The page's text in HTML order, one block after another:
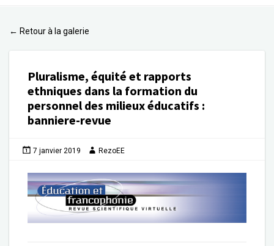
← Retour à la galerie
Pluralisme, équité et rapports
ethniques dans la formation du
personnel des milieux éducatifs :
banniere-revue
7 janvier 2019 RezoEE